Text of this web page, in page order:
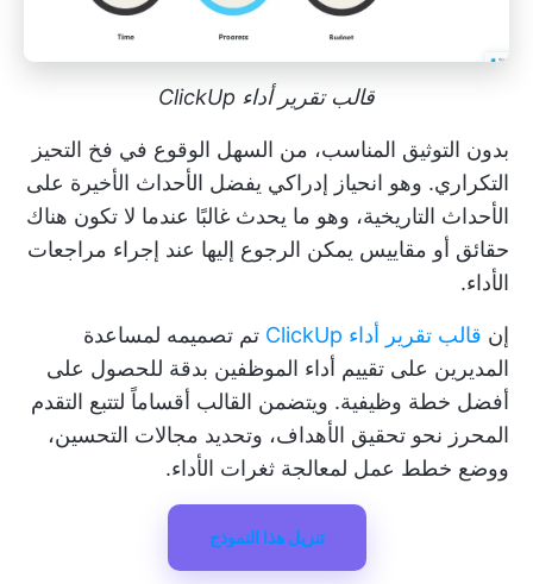
قالب تقرير أداء ClickUp
بدون التوثيق المناسب، من السهل الوقوع في فخ التحيز
التكراري. وهو انحياز إدراكي يفضل الأحداث الأخيرة على
الأحداث التاريخية، وهو ما يحدث غالبًا عندما لا تكون هناك
حقائق أو مقاييس يمكن الرجوع إليها عند إجراء مراجعات
الأداء.
إن قالب تقرير أداء ClickUp
تم تصميمه لمساعدة
المديرين على تقييم أداء الموظفين بدقة للحصول على
أفضل خطة وظيفية. ويتضمن القالب أقساماً لتتبع التقدم
المحرز نحو تحقيق الأهداف، وتحديد مجالات التحسين،
ووضع خطط عمل لمعالجة ثغرات الأداء.
تنزيل هذا النموذج